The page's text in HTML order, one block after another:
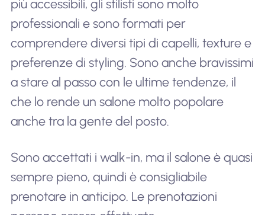
più accessibili, gli stilisti sono molto
professionali e sono formati per
comprendere diversi tipi di capelli, texture e
preferenze di styling. Sono anche bravissimi
a stare al passo con le ultime tendenze, il
che lo rende un salone molto popolare
anche tra la gente del posto.
Sono accettati i walk-in, ma il salone è quasi
sempre pieno, quindi è consigliabile
prenotare in anticipo. Le prenotazioni